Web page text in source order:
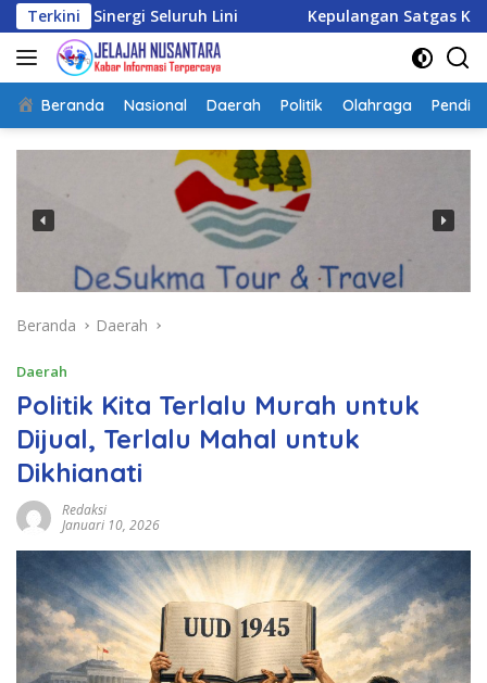
Langsung
ke
konten
Terkini
Seluruh Lini Kepulangan Satgas Kizi TNI Kontingen
Beranda Nasional Daerah Politik Olahraga
Beranda Daerah
Daerah
Politik Kita Terlalu Murah untuk
Dijual, Terlalu Mahal untuk
Dikhianati
Redaksi
Januari 10, 2026